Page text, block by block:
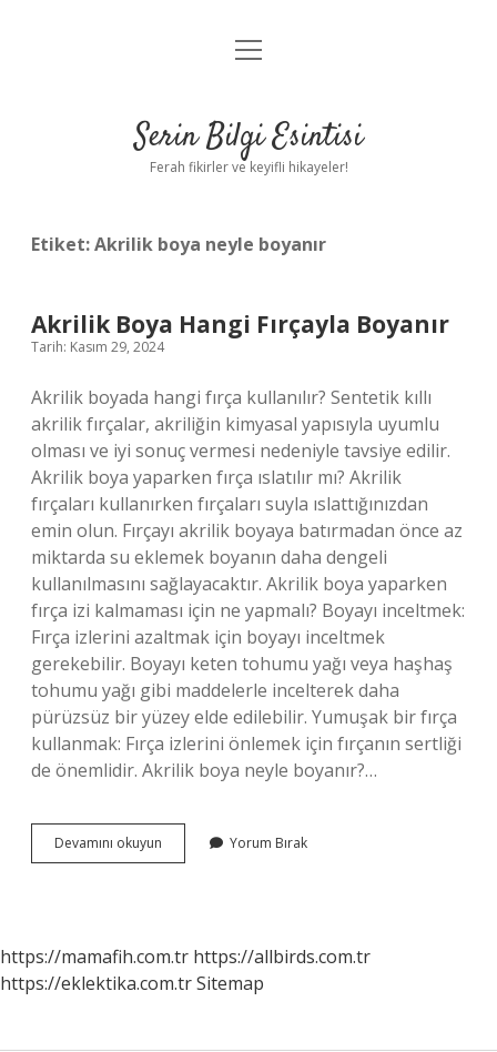
Anasayfa
Yasal Uyarı
menüyü
Serin Bilgi Esintisi
Ferah fikirler ve keyifli hikayeler!
Etiket:Akrilik boya neyle boyanır
Akrilik Boya Hangi Fırçayla Boyanır
Tarih: Kasım 29, 2024
Akrilik boyada hangi fırça kullanılır? Sentetik kıllı
akrilik fırçalar, akriliğin kimyasal yapısıyla uyumlu
olması ve iyi sonuç vermesi nedeniyle tavsiye edilir.
Akrilik boya yaparken fırça ıslatılır mı? Akrilik
fırçaları kullanırken fırçaları suyla ıslattığınızdan
emin olun. Fırçayı akrilik boyaya batırmadan önce az
miktarda su eklemek boyanın daha dengeli
kullanılmasını sağlayacaktır. Akrilik boya yaparken
fırça izi kalmaması için ne yapmalı? Boyayı inceltmek:
Fırça izlerini azaltmak için boyayı inceltmek
gerekebilir. Boyayı keten tohumu yağı veya haşhaş
tohumu yağı gibi maddelerle incelterek daha
pürüzsüz bir yüzey elde edilebilir. Yumuşak bir fırça
kullanmak: Fırça izlerini önlemek için fırçanın sertliği
de önemlidir. Akrilik boya neyle boyanır?…
Devamını okuyun
Boya
Yorum Bırak
https://mamafih.com.tr https://allbirds.com.tr
https://eklektika.com.trSitemap